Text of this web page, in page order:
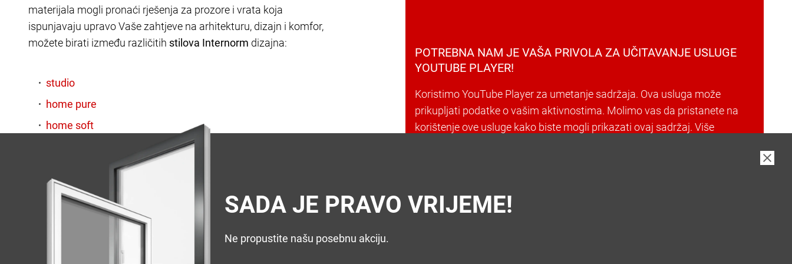
materijala mogli pronaći rješenja za prozore i vrata koja
ispunjavaju upravo Vaše zahtjeve na arhitekturu, dizajn i komfor,
možete birati između različitih stilova Internorm dizajna:
POTREBNA NAM JE VAŠA PRIVOLA ZA UČITAVANJE USLUGE
YOUTUBE PLAYER!
Koristimo YouTube Player za umetanje sadržaja. Ova usluga može
prikupljati podatke o vašim aktivnostima. Molimo vas da pristanete na
korištenje ove usluge kako biste mogli prikazati ovaj sadržaj. Više
SADA JE PRAVO VRIJEME!
Ne propustite našu posebnu akciju.